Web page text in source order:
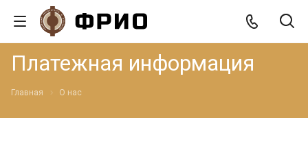
Платежная информация
Главная О нас